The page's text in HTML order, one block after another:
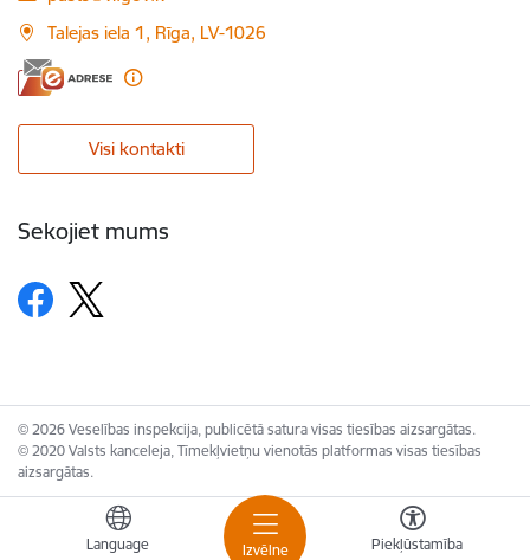
Izvēlne
Language Piekļūstamība
Talejas iela 1, Rīga, LV-1026
Visi kontakti
Sekojiet mums
© 2026 Veselības inspekcija, publicētā satura visas tiesības aizsargātas.
© 2020 Valsts kanceleja, Tīmekļvietņu vienotās platformas visas tiesības
aizsargātas.